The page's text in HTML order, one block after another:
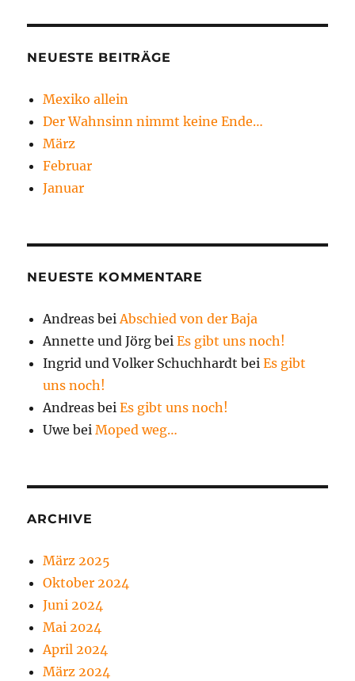
NEUESTE BEITRÄGE
Mexiko allein
Der Wahnsinn nimmt keine Ende…
März
Februar
Januar
NEUESTE KOMMENTARE
Andreas beiAbschied von der Baja
Annette und Jörg beiEs gibt uns noch!
Ingrid und Volker Schuchhardt beiEs gibt
uns noch!
Andreas beiEs gibt uns noch!
Uwe beiMoped weg…
ARCHIVE
März 2025
Oktober 2024
Juni 2024
Mai 2024
April 2024
März 2024